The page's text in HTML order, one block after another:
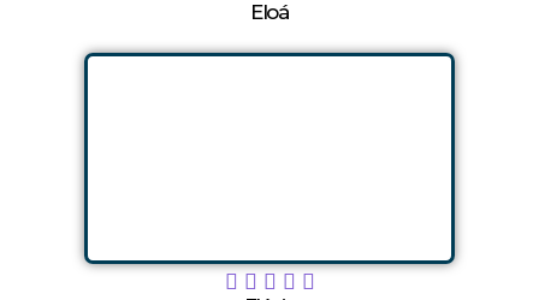
Eloá
    